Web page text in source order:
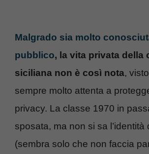
Malgrado sia molto
pubblico, la vita privata della
siciliana non è così nota,
sempre molto attenta a
privacy. La classe 1970 in
sposata, ma non si sa l’identità
(sembra solo che non faccia